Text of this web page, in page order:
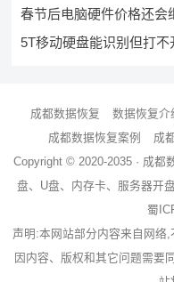
春节后电脑硬件价格还会
5T移动硬盘能识别但打
成都数据恢复 数据恢复介
成都数据恢复案例
成
Copyright © 2020-2035 · 成都
盘、U盘、内存卡、服务器开
蜀
声明:本网站部分内容来自网络
因内容、版权和其它问题需要